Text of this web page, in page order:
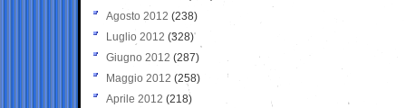
Agosto 2012 (238)
Luglio 2012 (328)
Giugno 2012 (287)
Maggio 2012 (258)
Aprile 2012 (218)